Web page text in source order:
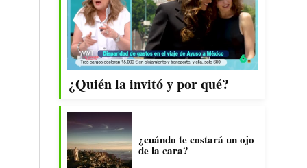
¿Quién la invitó y por qué?
¿cuándo te costará un ojo
de la cara?